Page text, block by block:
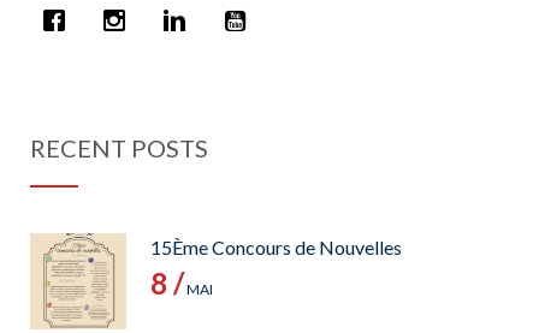
RECENT POSTS
15Ème Concours de Nouvelles
8 /MAI